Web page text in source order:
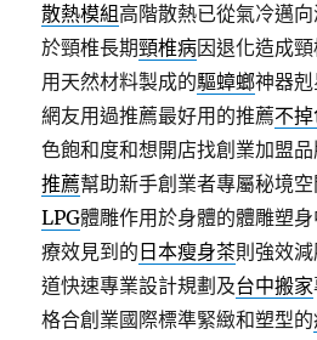
散熱模組高階散熱已從氣冷邁
於頸椎長期頸椎病因退化造成
用天然材料製成的驅蟑螂神器
網友用過推薦最好用的推薦不
色飽和度和想開店找創業加盟
推薦幫助新手創業者專屬秘境
LPG體雕作用於身體的體雕塑
療效見到的 日本瘦身茶則強效
道快速專業設計規劃及台中搬家
格合創業國際標準緊緻和塑型的